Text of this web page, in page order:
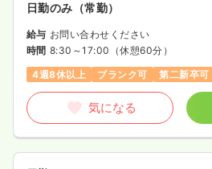
日勤のみ（常勤）
給与 お問い合わせください
時間 8:30～17:00 （休憩60分）
4週8休以上
ブランク可 第二新卒可
気になる